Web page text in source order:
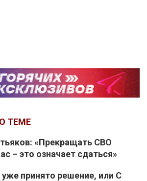
ТЕМЕ
«Прекращать СВО
– это означает сдаться»
уже принято решение, или С